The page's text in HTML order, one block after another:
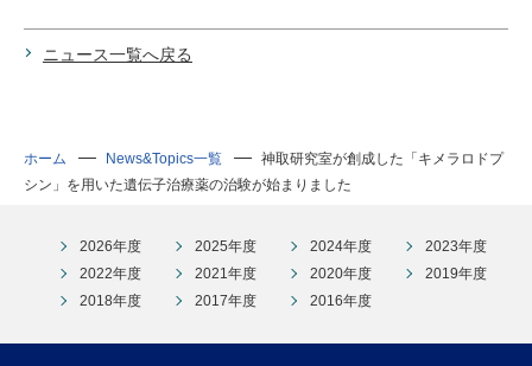
ニュース一覧へ戻る
ホーム News&Topics一覧
神取研究室が創成した「キメラロドプ
シン」を用いた遺伝子治療薬の治験が始まりました
2026年度 2025年度 2024年度
2023年度
2022年度
2021年度 2020年度
2019年度
2018年度
2017年度 2016年度